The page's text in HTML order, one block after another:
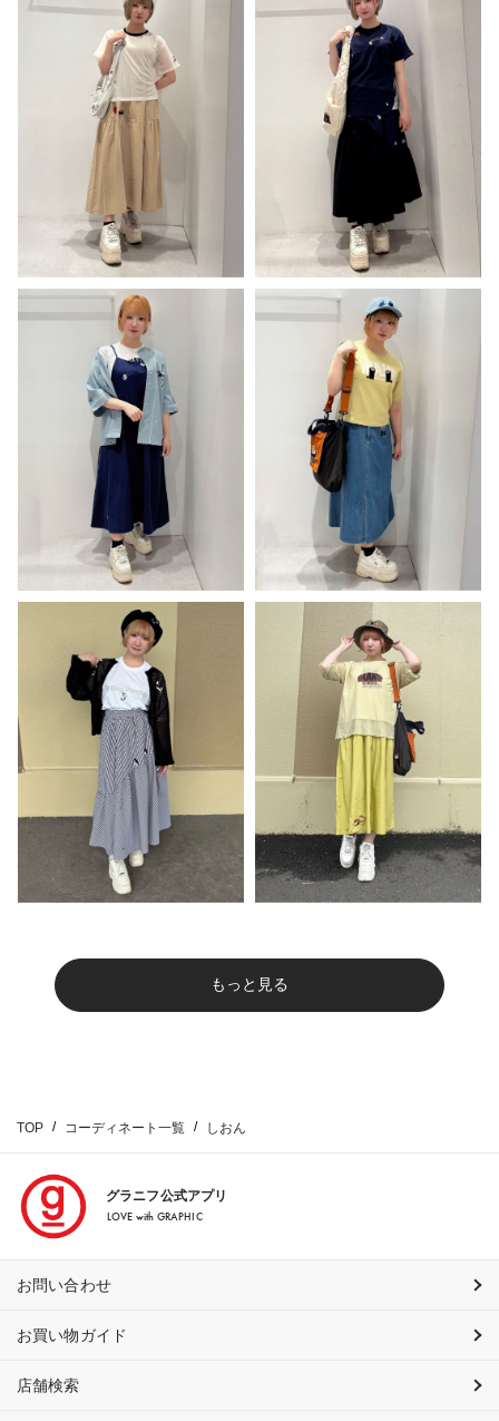
もっと見る
TOP コーディネート一覧 しおん
グラニフ公式アプリ
LOVE with GRAPHIC
お問い合わせ
お買い物ガイド
店舗検索